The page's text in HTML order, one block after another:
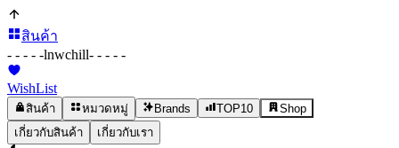
สินค้า
- - - - -lnwchill- - - - -
WishList
สินค้า หมวดหมู่ Brands TOP10
Shop
เกี่ยวกับสินค้า
เกี่ยวกับเรา